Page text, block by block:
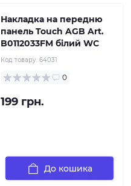
Накладка на передню
панель Touch AGB Art.
B0112033FM білий WC
Код товару: 64031
0
199 грн.
До кошика